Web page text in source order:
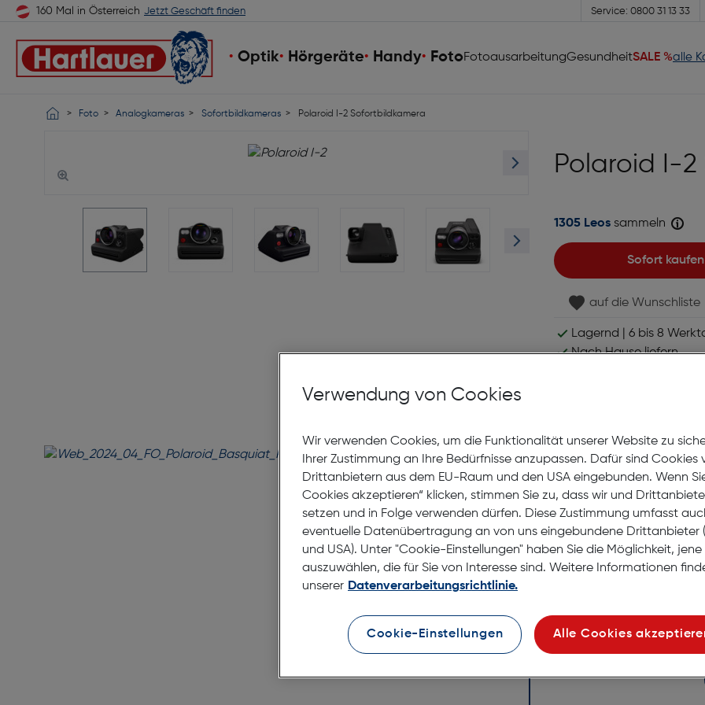
160 Mal in Österreich Jetzt Geschäft finden Service: 0800 31 13 33
Optik Hörgeräte Handy FotoFotoausarbeitungGesundheitSALE %alle
Foto Analogkameras Sofortbildkameras Polaroid I-2 Sofortbildkamera
Polaroid I-
1305 Leos sammeln
Sofort kaufen
auf die Wunschliste
Lagernd | 6 bis 8
Nach Hause liefern
Entdecken Sie die
Sie sich vom brillanten
und folgen Sie Ihren
Verwendung von Cookies
Wir verwenden Cookies, um die Funktionalität unserer Website zu
Ihrer Zustimmung an Ihre Bedürfnisse anzupassen. Dafür sind Cookies
Drittanbietern aus dem EU-Raum und den USA eingebunden. Wenn
Cookies akzeptieren“ klicken, stimmen Sie zu, dass wir und
setzen und in Folge verwenden dürfen. Diese Zustimmung umfasst
eventuelle Datenübertragung an von uns eingebundene Drittanbieter
und USA). Unter "Cookie-Einstellungen" haben Sie die Möglichkeit,
auszuwählen, die für Sie von Interesse sind. Weitere Informationen
unserer Datenverarbeitungsrichtlinie.
Cookie-Einstellungen Alle Cookies